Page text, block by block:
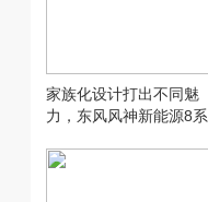
家族化设计打出不同魅
力，东风风神新能源8系